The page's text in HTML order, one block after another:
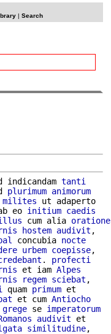
| Search
indicandam tanti
plurimum animorum
milites ut adaperto
eo initium caedis
cum alia oratione
hostem audivit ,
concubia nocte
urbem coepisse,
. profecti
et iam Alpes
regem sciebat ,
quam primum et
et cum Antiocho
grege se imperatorum
audivit et
similitudine